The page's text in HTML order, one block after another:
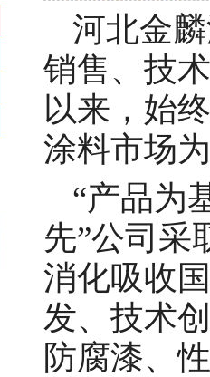
河北金
销售、技
以来，始
涂料市场
“产品为
先”公司采
消化吸收
发、技术
防腐漆、